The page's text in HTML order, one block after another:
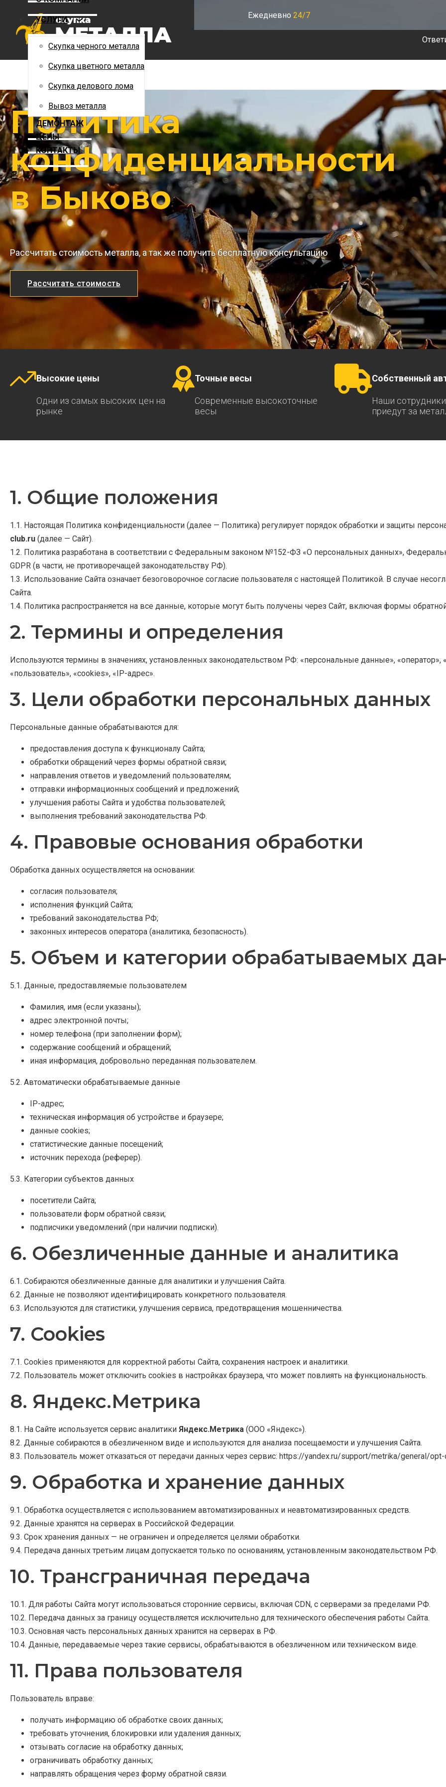
Скупка цветного металла
Скупка делового лома
Вывоз металла
ДЕМОНТАЖ
КОНТАКТЫ
Ежедневно 24/7
УСЛУГИ
Скупка черного металла
Скупка цветного металла
Скупка делового лома
Вывоз металла
ДЕМОНТАЖ
ЦЕНЫ
КОНТАКТЫ
Политика
конфиденциальности
в Быково
Рассчитать стоимость металла, а так же получить бесплатную консультацию
Рассчитать стоимость
Высокие цены
Одни из самых высоких цен на
рынке
Точные весы
Современные высокоточные
весы
Собственный
Наши
приедут за
1. Общие положения
1.1. Настоящая Политика конфиденциальности (далее — Политика) регулирует порядок обработки и защиты
club.ru (далее — Сайт).
1.2. Политика разработана в соответствии с Федеральным законом №152-ФЗ «О персональных данных»,
GDPR (в части, не противоречащей законодательству РФ).
1.3. Использование Сайта означает безоговорочное согласие пользователя с настоящей Политикой. В случае
Сайта.
1.4. Политика распространяется на все данные, которые могут быть получены через Сайт, включая формы
2. Термины и определения
Используются термины в значениях, установленных законодательством РФ: «персональные данные», «оператор»,
«пользователь», «cookies», «IP-адрес».
3. Цели обработки персональных данных
Персональные данные обрабатываются для:
предоставления доступа к функционалу Сайта;
обработки обращений через формы обратной связи;
направления ответов и уведомлений пользователям;
отправки информационных сообщений и предложений;
улучшения работы Сайта и удобства пользователей;
выполнения требований законодательства РФ.
4. Правовые основания обработки
Обработка данных осуществляется на основании:
согласия пользователя;
исполнения функций Сайта;
требований законодательства РФ;
законных интересов оператора (аналитика, безопасность).
5. Объем и категории обрабатываемых
5.1. Данные, предоставляемые пользователем
Фамилия, имя (если указаны);
адрес электронной почты;
номер телефона (при заполнении форм);
содержание сообщений и обращений;
иная информация, добровольно переданная пользователем.
5.2. Автоматически обрабатываемые данные
IP-адрес;
техническая информация об устройстве и браузере;
данные cookies;
статистические данные посещений;
источник перехода (реферер).
5.3. Категории субъектов данных
посетители Сайта;
пользователи форм обратной связи;
подписчики уведомлений (при наличии подписки).
6. Обезличенные данные и аналитика
6.1. Собираются обезличенные данные для аналитики и улучшения Сайта.
6.2. Данные не позволяют идентифицировать конкретного пользователя.
6.3. Используются для статистики, улучшения сервиса, предотвращения мошенничества.
7. Cookies
7.1. Cookies применяются для корректной работы Сайта, сохранения настроек и аналитики.
7.2. Пользователь может отключить cookies в настройках браузера, что может повлиять на функциональность.
8. Яндекс.Метрика
8.1. На Сайте используется сервис аналитики Яндекс.Метрика (ООО «Яндекс»).
8.2. Данные собираются в обезличенном виде и используются для анализа посещаемости и улучшения Сайта.
8.3. Пользователь может отказаться от передачи данных через сервис: https://yandex.ru/support/metrika/general/opt-
9. Обработка и хранение данных
9.1. Обработка осуществляется с использованием автоматизированных и неавтоматизированных средств.
9.2. Данные хранятся на серверах в Российской Федерации.
9.3. Срок хранения данных — не ограничен и определяется целями обработки.
9.4. Передача данных третьим лицам допускается только по основаниям, установленным законодательством РФ.
10. Трансграничная передача
10.1. Для работы Сайта могут использоваться сторонние сервисы, включая CDN, с серверами за пределами РФ.
10.2. Передача данных за границу осуществляется исключительно для технического обеспечения работы Сайта.
10.3. Основная часть персональных данных хранится на серверах в РФ.
10.4. Данные, передаваемые через такие сервисы, обрабатываются в обезличенном или техническом виде.
11. Права пользователя
Пользователь вправе:
получать информацию об обработке своих данных;
требовать уточнения, блокировки или удаления данных;
отзывать согласие на обработку данных;
ограничивать обработку данных;
направлять обращения через форму обратной связи.